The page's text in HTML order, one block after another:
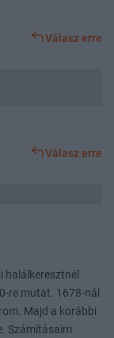
Válasz erre
Válasz erre
halálkeresztnél
re mutat. 1678-nál
Majd a korábbi
Számításaim